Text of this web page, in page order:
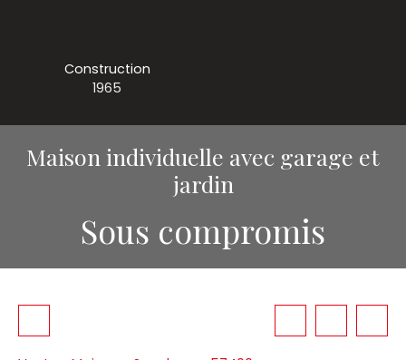
Construction
1965
Maison individuelle avec garage et
jardin
Sous compromis